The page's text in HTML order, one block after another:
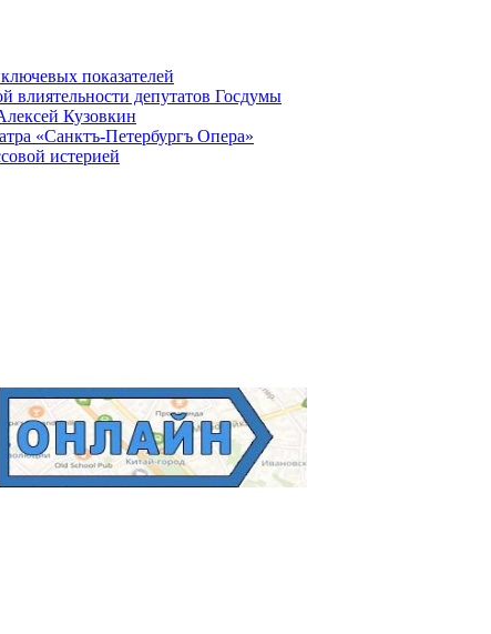
показателей
влиятельности депутатов Госдумы
Кузовкин
«Санктъ-Петербургъ Опера»
истерией